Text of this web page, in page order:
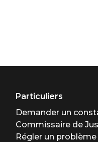
Particuliers
Demander un
Commissaire de
Régler un